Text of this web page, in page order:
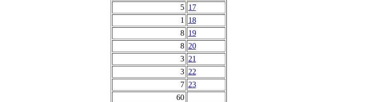
5 17
1
18
8 19
8 20
3 21
3 22
7 23
60